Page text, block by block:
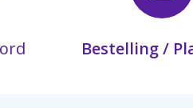
Bestelling /